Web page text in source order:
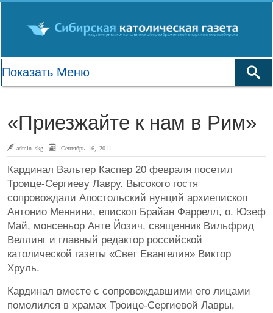
«Приезжайте к нам в Рим»
admin skg Сентябрь 16, 2011
Кардинал Вальтер Каспер 20 февраля посетил
Троице-Сергиеву Лавру. Высокого гостя
сопровождали Апостольский нунций архиепископ
Антонио Меннини, епископ Брайан Фаррелл, о. Юзеф
Май, монсеньор Анте Йозич, священник Вильфрид
Веллинг и главный редактор российской
католической газеты «Свет Евангелия» Виктор
Хруль.
Кардинал вместе с сопровождавшими его лицами
помолился в храмах Троице-Сергиевой Лавры,